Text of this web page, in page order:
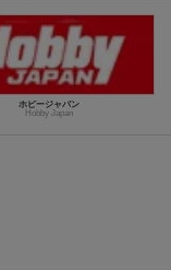
ホビージャパン
Hobby Japan